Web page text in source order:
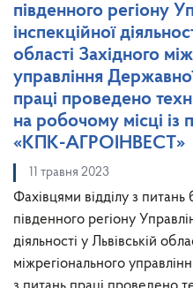
південного регіону
інспекційної
області Західного
управління
праці проведено
на робочому місці
«КПК-АГРОІНВЕСТ»
11 травня 2023
Фахівцями відділу з питань
південного регіону
діяльності у Львівській
міжрегіонального